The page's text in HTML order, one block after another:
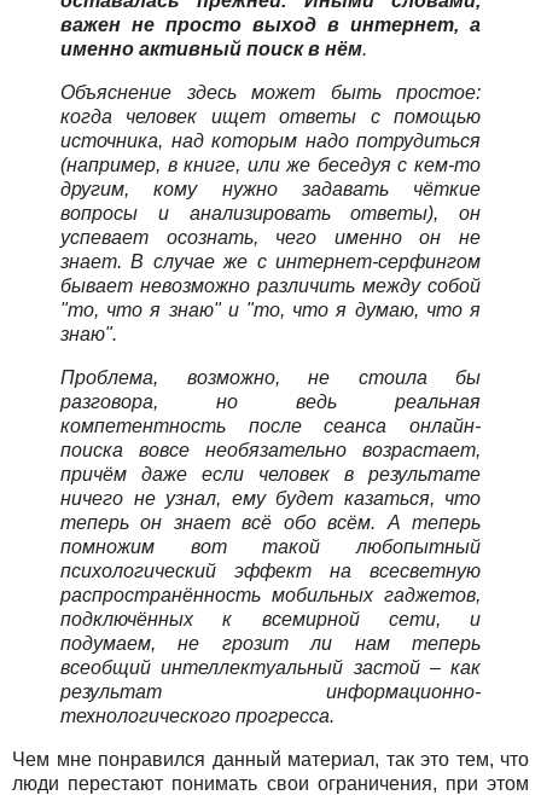
важен не просто выход в интернет, а
именно активный поиск в нём.
Объяснение здесь может быть простое:
когда человек ищет ответы с помощью
источника, над которым надо потрудиться
(например, в книге, или же беседуя с кем-то
другим, кому нужно задавать чёткие
вопросы и анализировать ответы), он
успевает осознать, чего именно он не
знает. В случае же с интернет-серфингом
бывает невозможно различить между собой
"то, что я знаю" и "то, что я думаю, что я
знаю".
Проблема, возможно, не стоила бы
разговора, но ведь реальная
компетентность после сеанса онлайн-
поиска вовсе необязательно возрастает,
причём даже если человек в результате
ничего не узнал, ему будет казаться, что
теперь он знает всё обо всём. А теперь
помножим вот такой любопытный
психологический эффект на всесветную
распространённость мобильных гаджетов,
подключённых к всемирной сети, и
подумаем, не грозит ли нам теперь
всеобщий интеллектуальный застой – как
результат информационно-
технологического прогресса.
Чем мне понравился данный материал, так это тем, что
люди перестают понимать свои ограничения, при этом